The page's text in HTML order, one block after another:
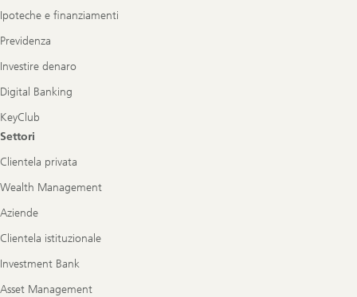
Ipoteche e finanziamenti
Previdenza
Investire denaro
Digital Banking
KeyClub
Settori
Clientela privata
Wealth Management
Aziende
Clientela istituzionale
Investment Bank
Asset Management